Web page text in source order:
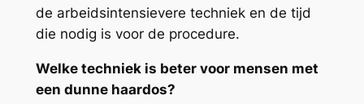
de arbeidsintensievere techniek en de tijd
die nodig is voor de procedure.
Welke techniek is beter voor mensen met
een dunne haardos?